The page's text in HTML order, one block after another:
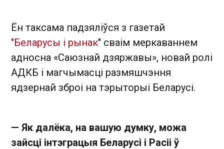
Ён таксама падзяліўся з газетай
"Беларусы і рынак" сваім меркаваннем
адносна «Саюзнай дзяржавы», новай ролі
АДКБ і магчымасці размяшчэння
ядзернай зброі на тэрыторыі Беларусі.
— Як далёка, на вашую думку, можа
зайсці інтэграцыя Беларусі і Расіі ў